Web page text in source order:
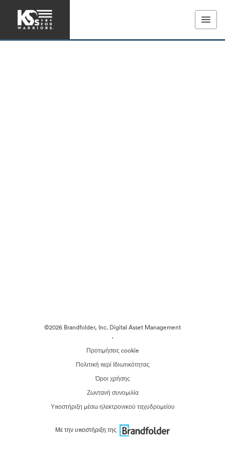
©2026 Brandfolder, Inc. Digital Asset Management
·
Προτιμήσεις cookie
Πολιτική περί Ιδιωτικότητας
Όροι χρήσης
Ζωντανή συνομιλία
Υποστήριξη μέσω ηλεκτρονικού ταχυδρομείου
Με την υποστήριξη της